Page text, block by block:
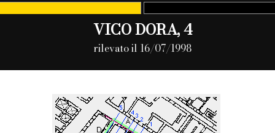
VICO DORA, 4
rilevato il 16/07/1998